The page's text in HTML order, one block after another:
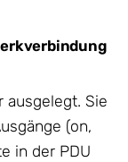
ausgelegt. Sie
(on,
in der PDU